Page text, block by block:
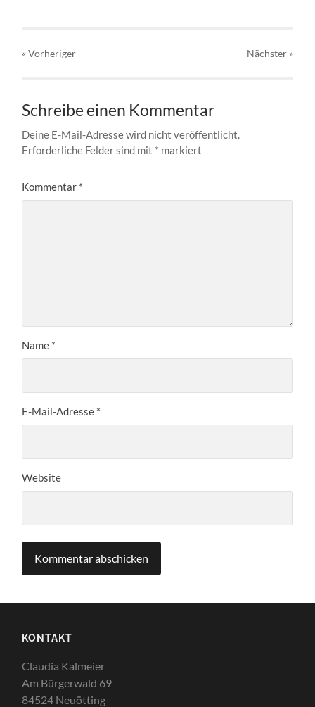
« Vorheriger Nächster »
Schreibe einen Kommentar
Deine E-Mail-Adresse wird nicht veröffentlicht.
Erforderliche Felder sind mit * markiert
Kommentar *
Name *
E-Mail-Adresse *
Website
KONTAKT
Claudia Kalmeier
Am Bürgerwald 69
84524 Neuötting